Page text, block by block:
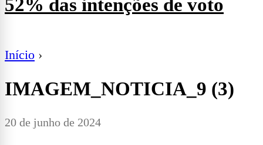
52% das intenções de voto
Início ›
IMAGEM_NOTICIA_9 (3)
20 de junho de 2024